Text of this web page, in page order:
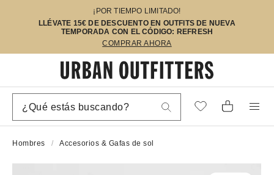
¡POR TIEMPO LIMITADO!
LLÉVATE 15€ DE DESCUENTO EN OUTFITS DE NUEVA
TEMPORADA CON EL CÓDIGO: REFRESH
COMPRAR AHORA
Hombres Accesorios & Gafas de sol